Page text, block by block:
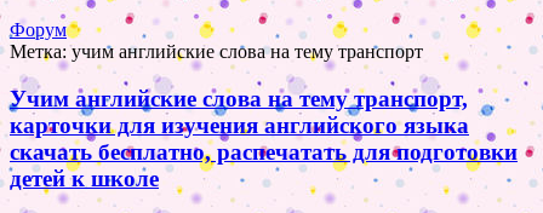
Форум
Метка:учим английские слова на тему транспорт
Учим английские слова на тему транспорт,
карточки для изучения английского языка
скачать бесплатно, распечатать для подготовки
детей к школе